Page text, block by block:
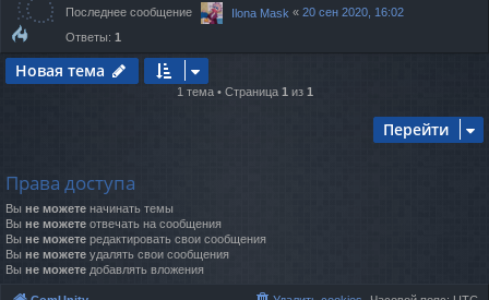
Последнее сообщение Ilona Mask « 20 сен 2020, 16:02
Ответы: 1
Новая тема
1 тема • Страница 1 из 1
Перейти
Права доступа
Вы не можете начинать темы
Вы не можете отвечать на сообщения
Вы не можете редактировать свои сообщения
Вы не можете удалять свои сообщения
Вы не можете добавлять вложения